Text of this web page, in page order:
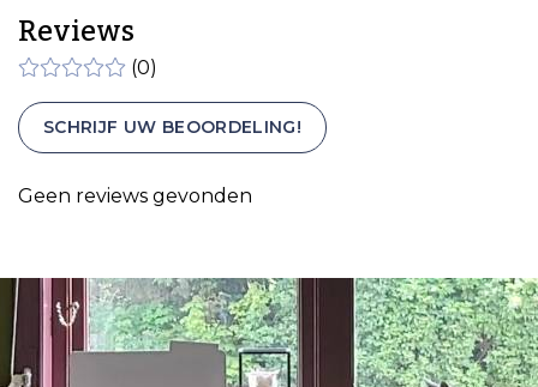
Reviews
(0)
SCHRIJF UW BEOORDELING!
Geen reviews gevonden